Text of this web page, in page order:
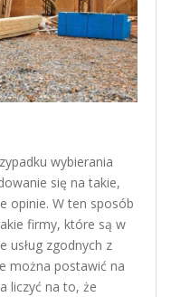
wybierania
się na takie,
opinie. W ten sposób
firmy, które są w
usług zgodnych z
można postawić na
liczyć na to, że